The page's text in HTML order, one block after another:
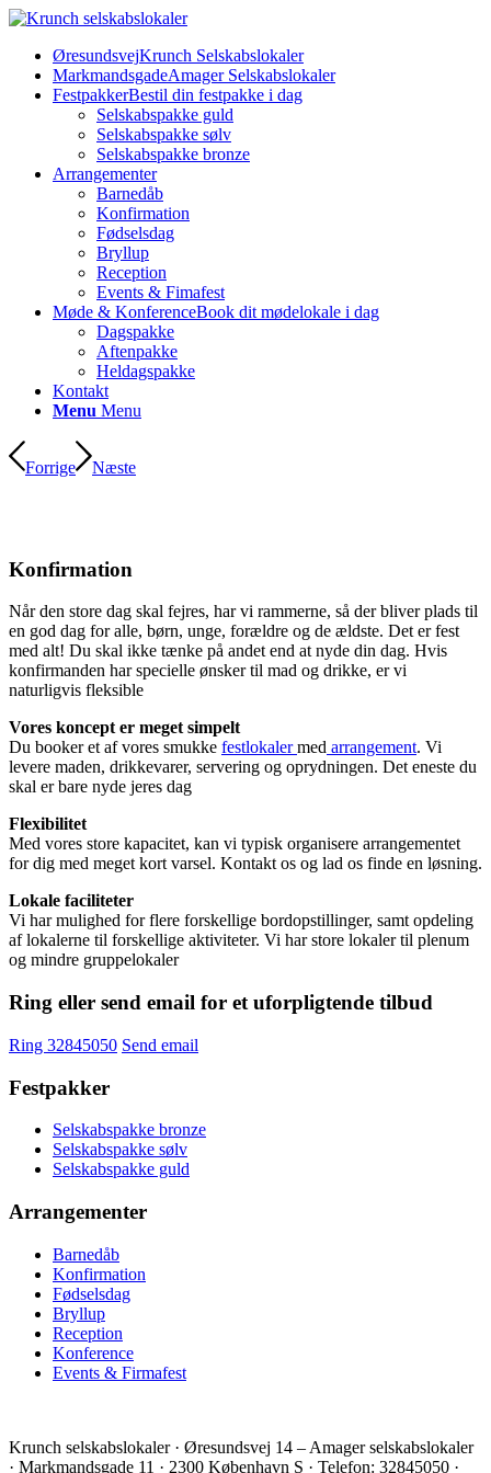
ØresundsvejKrunch Selskabslokaler
MarkmandsgadeAmager Selskabslokaler
FestpakkerBestil din festpakke i dag
Selskabspakke guld
Selskabspakke sølv
Selskabspakke bronze
Arrangementer
Barnedåb
Konfirmation
Fødselsdag
Bryllup
Reception
Events & Fimafest
Møde & KonferenceBook dit mødelokale i dag
Dagspakke
Aftenpakke
Heldagspakke
Kontakt
Menu Menu
Forrige Næste
Konfirmation
Når den store dag skal fejres, har vi rammerne, så der bliver plads til
en god dag for alle, børn, unge, forældre og de ældste. Det er fest
med alt! Du skal ikke tænke på andet end at nyde din dag. Hvis
konfirmanden har specielle ønsker til mad og drikke, er vi
naturligvis fleksible
Vores koncept er meget simpelt
Du booker et af vores smukke festlokalermed arrangement. Vi
levere maden, drikkevarer, servering og oprydningen. Det eneste du
skal er bare nyde jeres dag
Flexibilitet
Med vores store kapacitet, kan vi typisk organisere arrangementet
for dig med meget kort varsel. Kontakt os og lad os finde en løsning.
Lokale faciliteter
Vi har mulighed for flere forskellige bordopstillinger, samt opdeling
af lokalerne til forskellige aktiviteter. Vi har store lokaler til plenum
og mindre gruppelokaler
Ring eller send email for et uforpligtende tilbud
Ring 32845050 Send email
Festpakker
Selskabspakke bronze
Selskabspakke sølv
Selskabspakke guld
Arrangementer
Barnedåb
Konfirmation
Fødselsdag
Bryllup
Reception
Konference
Events & Firmafest
Krunch selskabslokaler · Øresundsvej 14 – Amager selskabslokaler
· Markmandsgade 11 · 2300 København S · Telefon: 32845050 ·